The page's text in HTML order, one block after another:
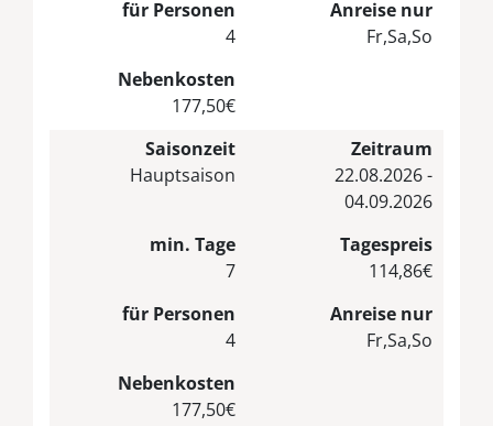
für Personen
4
Anreise nur
Fr,Sa,So
Nebenkosten
177,50€
Saisonzeit
Hauptsaison
Zeitraum
22.08.2026 -
04.09.2026
min. Tage
7
Tagespreis
114,86€
für Personen
4
Anreise nur
Fr,Sa,So
Nebenkosten
177,50€